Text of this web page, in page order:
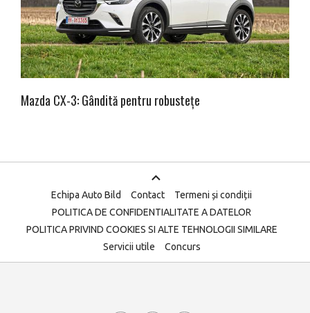
Mazda CX-3: Gândită pentru robustețe
Echipa Auto Bild Contact
Termeni și condiții
POLITICA DE CONFIDENTIALITATE A DATELOR
POLITICA PRIVIND COOKIES SI ALTE TEHNOLOGII SIMILARE
Servicii utile
Concurs